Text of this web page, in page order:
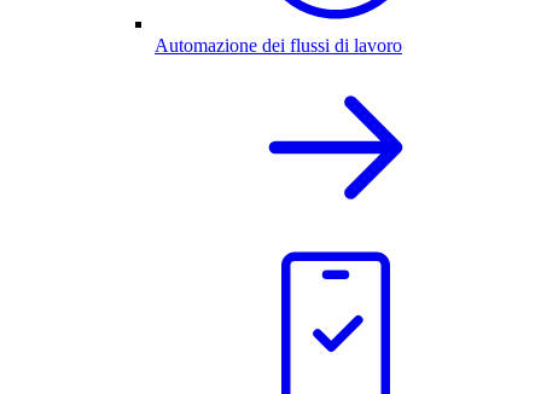
Automazione dei flussi di lavoro